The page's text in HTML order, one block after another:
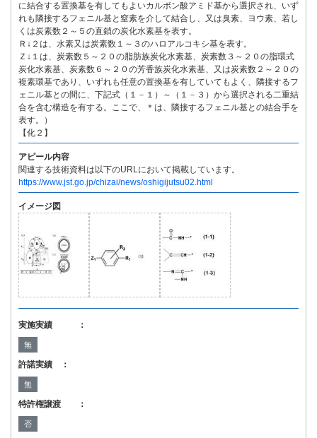
に結合する置換基を有してもよいカルボン酸アミド基から選択され、いず
れも隣接するフェニル基と窒素を介して結合し、又は臭素、ヨウ素、若し
くは炭素数２～５の直鎖の炭化水素基を表す。
Ｒ↓２は、水素又は炭素数１～３のハロアルコキシ基を表す。
Ｚ↓１は、炭素数５～２０の脂肪族炭化水素基、炭素数３～２０の脂環式
炭化水素基、炭素数６～２０の芳香族炭化水素基、又は炭素数２～２０の
複素環基であり、いずれも任意の置換基を有していてもよく、隣接するフ
ェニル基との間に、下記式（１－１）～（１－３）から選択される二重結
合を含む構造を有する。ここで、＊は、隣接するフェニル基との結合手を
表す。）
【化２】
アピール内容
関連する技術資料は以下のURLにおいて掲載しています。
https://www.jst.go.jp/chizai/news/oshigijutsu02.html
イメージ図
実施実績 ：
無
許諾実績 ：
無
特許権譲渡 ：
否